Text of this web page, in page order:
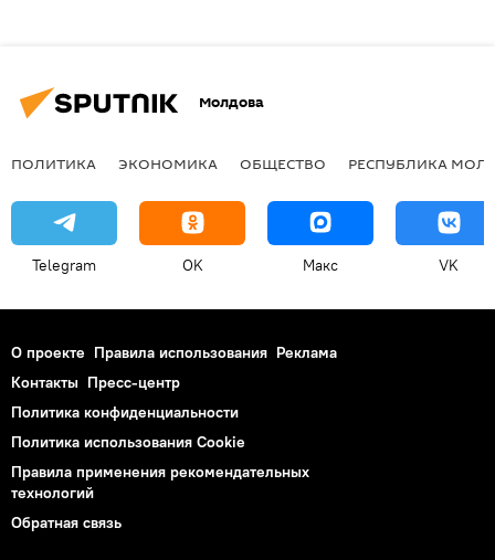
Молдова
ПОЛИТИКА ЭКОНОМИКА ОБЩЕСТВО РЕСПУБЛИКА
Telegram OK Макс VK
О проекте Правила использования Реклама
Контакты Пресс-центр
Политика конфиденциальности
Политика использования Cookie
Правила применения рекомендательных
технологий
Обратная связь